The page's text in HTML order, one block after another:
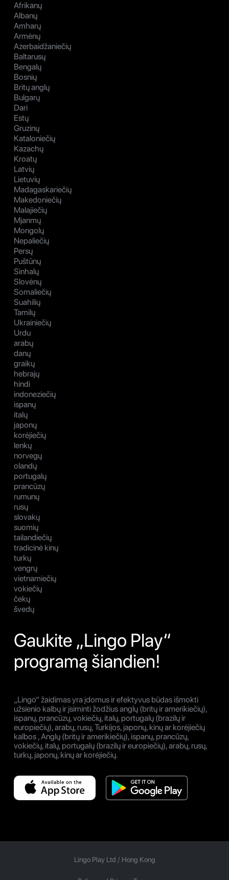
Afrikanų
Albanų
Amharų
Armėnų
Azerbaidžaniečių
Baltarusų
Bengalų
Bosnių
Britų anglų
Bulgarų
Dari
Estų
Gruzinų
Kataloniečių
Kazachų
Kroatų
Latvių
Lietuvių
Madagaskariečių
Makedoniečių
Malajiečių
Mjanmų
Mongolų
Nepaliečių
Persų
Puštūnų
Sinhalų
Slovėnų
Somaliečių
Suahilių
Tamilų
Ukrainiečių
Urdu
arabų
danų
graikų
hebrajų
hindi
indoneziečių
ispanų
italų
japonų
korėjiečių
lenkų
norvegų
olandų
portugalų
prancūzų
rumunų
rusų
slovakų
suomių
tailandiečių
tradicinė kinų
turkų
vengrų
vietnamiečių
vokiečių
čekų
švedų
Gaukite „Lingo Play“
programą šiandien!
„Lingo“ žaidimas yra įdomus ir efektyvus būdas išmokti
užsienio kalbų ir įsiminti žodžius anglų (britų ir amerikiečių),
ispanų, prancūzų, vokiečių, italų, portugalų (brazilų ir
europiečių), arabų, rusų, Turkijos, japonų, kinų ar korėjiečių
kalbos , Anglų (britų ir amerikiečių), ispanų, prancūzų,
vokiečių, italų, portugalų (brazilų ir europiečių), arabų, rusų,
turkų, japonų, kinų ar korėjiečių.
Lingo Play Ltd / Hong Kong